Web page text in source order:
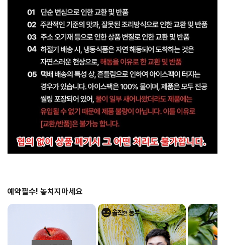
예약필수! 놓치지마세요